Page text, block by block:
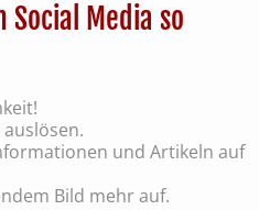
Media so
und Artikeln auf
Bild mehr auf.